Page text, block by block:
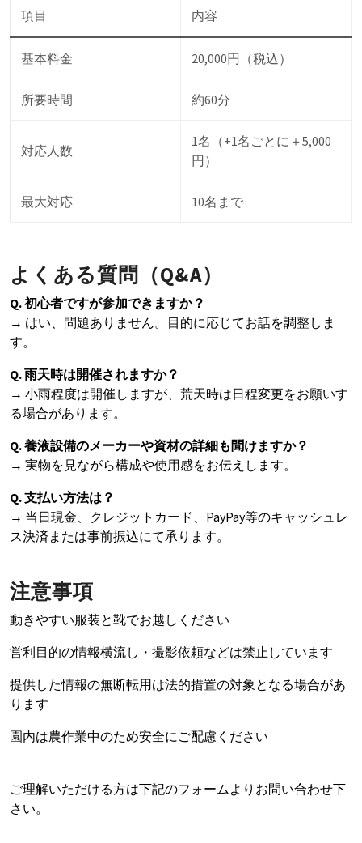
項目 内容
基本料金 20,000円（税込）
所要時間 約60分
対応人数
1名（+1名ごとに＋5,000
円）
最大対応 10名まで
よくある質問（Q&A）
Q. 初心者ですが参加できますか？
→ はい、問題ありません。目的に応じてお話を調整しま
す。
Q. 雨天時は開催されますか？
→ 小雨程度は開催しますが、荒天時は日程変更をお願いす
る場合があります。
Q. 養液設備のメーカーや資材の詳細も聞けますか？
→ 実物を見ながら構成や使用感をお伝えします。
Q. 支払い方法は？
→ 当日現金、クレジットカード、PayPay等のキャッシュレ
ス決済または事前振込にて承ります。
注意事項
動きやすい服装と靴でお越しください
営利目的の情報横流し・撮影依頼などは禁止しています
提供した情報の無断転用は法的措置の対象となる場合があ
ります
園内は農作業中のため安全にご配慮ください
ご理解いただける方は下記のフォームよりお問い合わせ下
さい。